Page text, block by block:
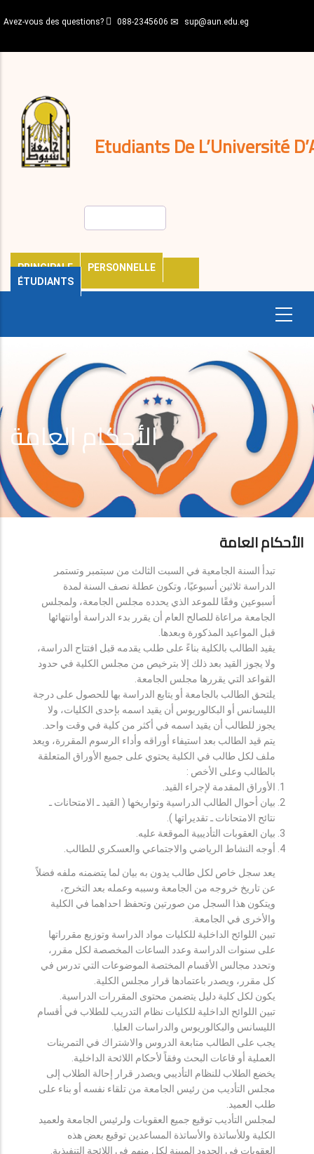
au
principal
Avez-vous des questions? 088-2345606 sup@aun.edu.eg
Etudiants De L’Université
PRINCIPALE
PERSONNELLE
ÉTUDIANTS
décisions
Expatriés
Journal
الأحكام العامة
الأحكام العامة
تبدأ السنة الجامعية في السبت الثالث من سبتمبر وتستمر
الدراسة ثلاثين أسبوعيًا، وتكون عطلة نصف السنة لمدة
أسبوعين وفقًا للموعد الذي يحدده مجلس الجامعة، ولمجلس
الجامعة مراعاة للصالح العام أن يقرر بدء الدراسة أوانتهائها
قبل المواعيد المذكورة وبعدها.
يقيد الطالب بالكلية بناءً على طلب يقدمه قبل افتتاح الدراسة،
ولا يجوز القيد بعد ذلك إلا بترخيص من مجلس الكلية في حدود
القواعد التي يقررها مجلس الجامعة.
يلتحق الطالب بالجامعة أو يتابع الدراسة بها للحصول على درجة
الليسانس أو البكالوريوس أن يقيد اسمه بإحدى الكليات، ولا
يجوز للطالب أن يقيد اسمه في أكثر من كلية في وقت واحد.
يتم قيد الطالب بعد استيفاء أوراقه وأداء الرسوم المقررة، ويعد
ملف لكل طالب في الكلية يحتوي على جميع الأوراق المتعلقة
بالطالب وعلى الأخص :
الأوراق المقدمة لإجراء القيد.
بيان أحوال الطالب الدراسية وتواريخها ( القيد ـ الامتحانات ـ
نتائح الامتحانات ـ تقديراتها ).
بيان العقوبات التأديبية الموقعة عليه.
أوجه النشاط الرياضي والاجتماعي والعسكري للطالب.
يعد سجل خاص لكل طالب يدون به بيان لما يتضمنه ملفه فضلاً
عن تاريخ خروجه من الجامعة وسببه وعمله بعد التخرج،
ويتكون هذا السجل من صورتين وتحفظ احداهما في الكلية
والأخرى في الجامعة.
تبين اللوائح الداخلية للكليات مواد الدراسة وتوزيع مقرراتها
على سنوات الدراسة وعدد الساعات المخصصة لكل مقرر،
وتحدد مجالس الأقسام المختصة الموضوعات التي تدرس في
كل مقرر، ويصدر باعتمادها قرار مجلس الكلية.
يكون لكل كلية دليل يتضمن محتوى المقررات الدراسية.
تبين اللوائح الداخلية للكليات نظام التدريب للطلاب في أقسام
الليسانس والبكالوريوس والدراسات العليا.
يجب على الطالب متابعة الدروس والاشتراك في التمرينات
العملية أو قاعات البحث وفقاً لأحكام اللائحة الداخلية.
يخضع الطلاب للنظام التأديبي ويصدر قرار إحالة الطلاب إلى
مجلس التأديب من رئيس الجامعة من تلقاء نفسه أو بناء على
طلب العميد.
لمجلس التأديب توقيع جميع العقوبات ولرئيس الجامعة ولعميد
الكلية وللأساتذة والأساتذة المساعدين توقيع بعض هذه
العقوبات في الحدود المبينة لكل منهم في اللائحة التنفيذية.